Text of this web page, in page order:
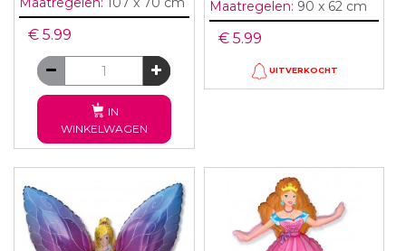
€ 5.99
IN
WINKELWAGEN
Maatregelen: 90 x 62 cm
€ 5.99
UITVERKOCHT